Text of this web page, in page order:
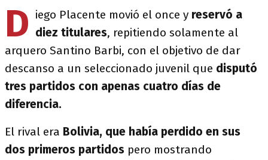
D iego Placente movió el once y reservó a
diez titulares, repitiendo solamente al
arquero Santino Barbi, con el objetivo de dar
descanso a un seleccionado juvenil que disputó
tres partidos con apenas cuatro días de
diferencia.
El rival era Bolivia, que había perdido en sus
dos primeros partidos pero mostrando